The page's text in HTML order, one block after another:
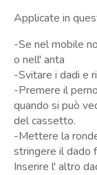
Applicate in
-Se nel mobile
o nell' anta
-Svitare i dadi e
-Premere il
quando si può
del cassetto.
-Mettere la
stringere il dado
Inserire l' altro